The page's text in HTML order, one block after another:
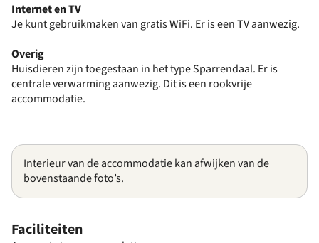
Internet en TV
Je kunt gebruikmaken van gratis WiFi. Er is een TV aanwezig.
Overig
Huisdieren zijn toegestaan in het type Sparrendaal. Er is
centrale verwarming aanwezig. Dit is een rookvrije
accommodatie.
Interieur van de accommodatie kan afwijken van de
bovenstaande foto’s.
Faciliteiten